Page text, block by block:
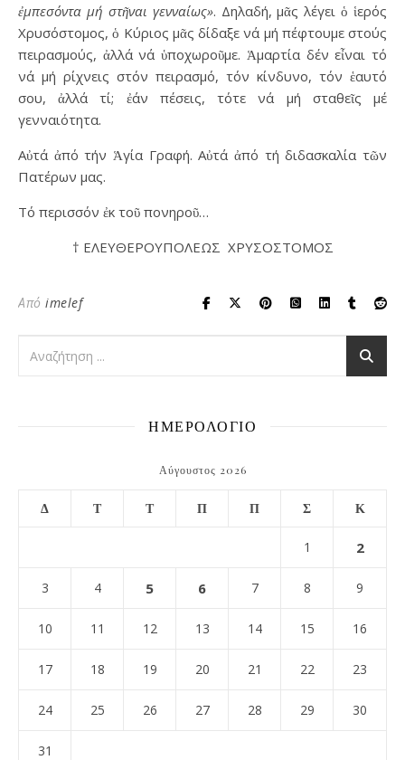
ἐμπεσόντα μή στῆναι γενναίως». Δηλαδή, μᾶς λέγει ὁ ἱερός
Χρυσόστομος, ὁ Κύριος μᾶς δίδαξε νά μή πέφτουμε στούς
πειρασμούς, ἀλλά νά ὑποχωροῦμε. Ἁμαρτία δέν εἶναι τό
νά μή ρίχνεις στόν πειρασμό, τόν κίνδυνο, τόν ἑαυτό
σου, ἀλλά τί; ἐάν πέσεις, τότε νά μή σταθεῖς μέ
γενναιότητα.
Αὐτά ἀπό τήν Ἁγία Γραφή. Αὐτά ἀπό τή διδασκαλία τῶν
Πατέρων μας.
Τό περισσόν ἐκ τοῦ πονηροῦ…
† ΕΛΕΥΘΕΡΟΥΠΟΛΕΩΣ ΧΡΥΣΟΣΤΟΜΟΣ
Από imelef
ΗΜΕΡΟΛΟΓΙΟ
Αύγουστος 2026
Δ Τ Τ Π Π Σ Κ
1 2
3 4 5 6 7 8 9
10 11 12 13 14 15 16
17 18 19 20 21 22 23
24 25 26 27 28 29 30
31